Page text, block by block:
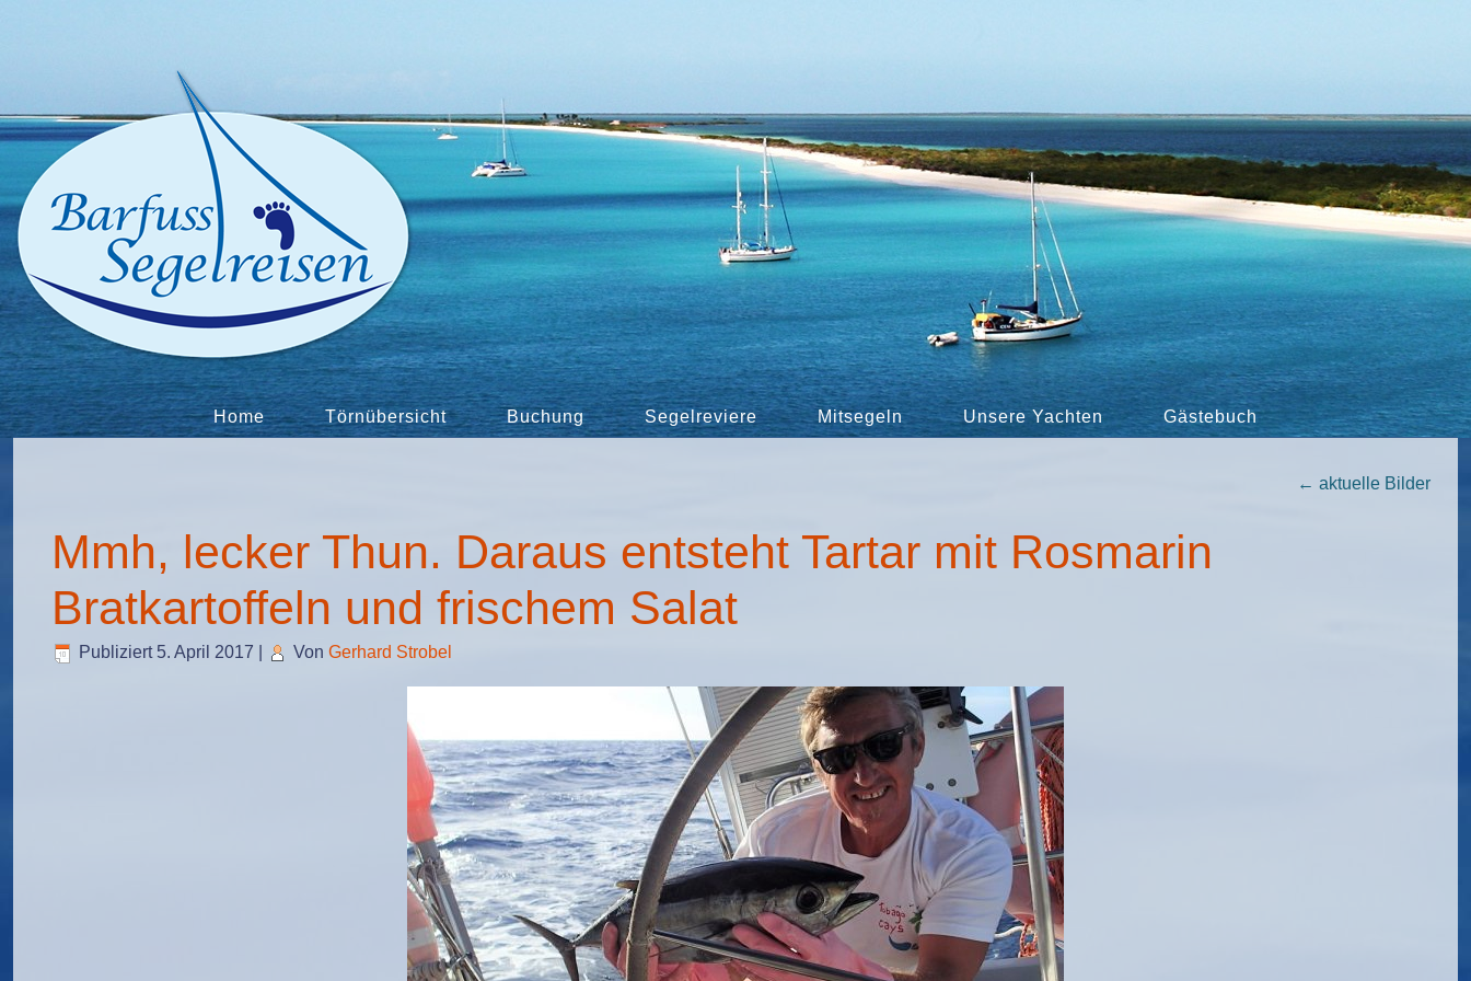
Home Törnübersicht Buchung Segelreviere Mitsegeln Unsere Yachten Gästebuch
← aktuelle Bilder
Mmh, lecker Thun. Daraus entsteht Tartar mit Rosmarin
Bratkartoffeln und frischem Salat
Publiziert 5. April 2017 Von Gerhard Strobel